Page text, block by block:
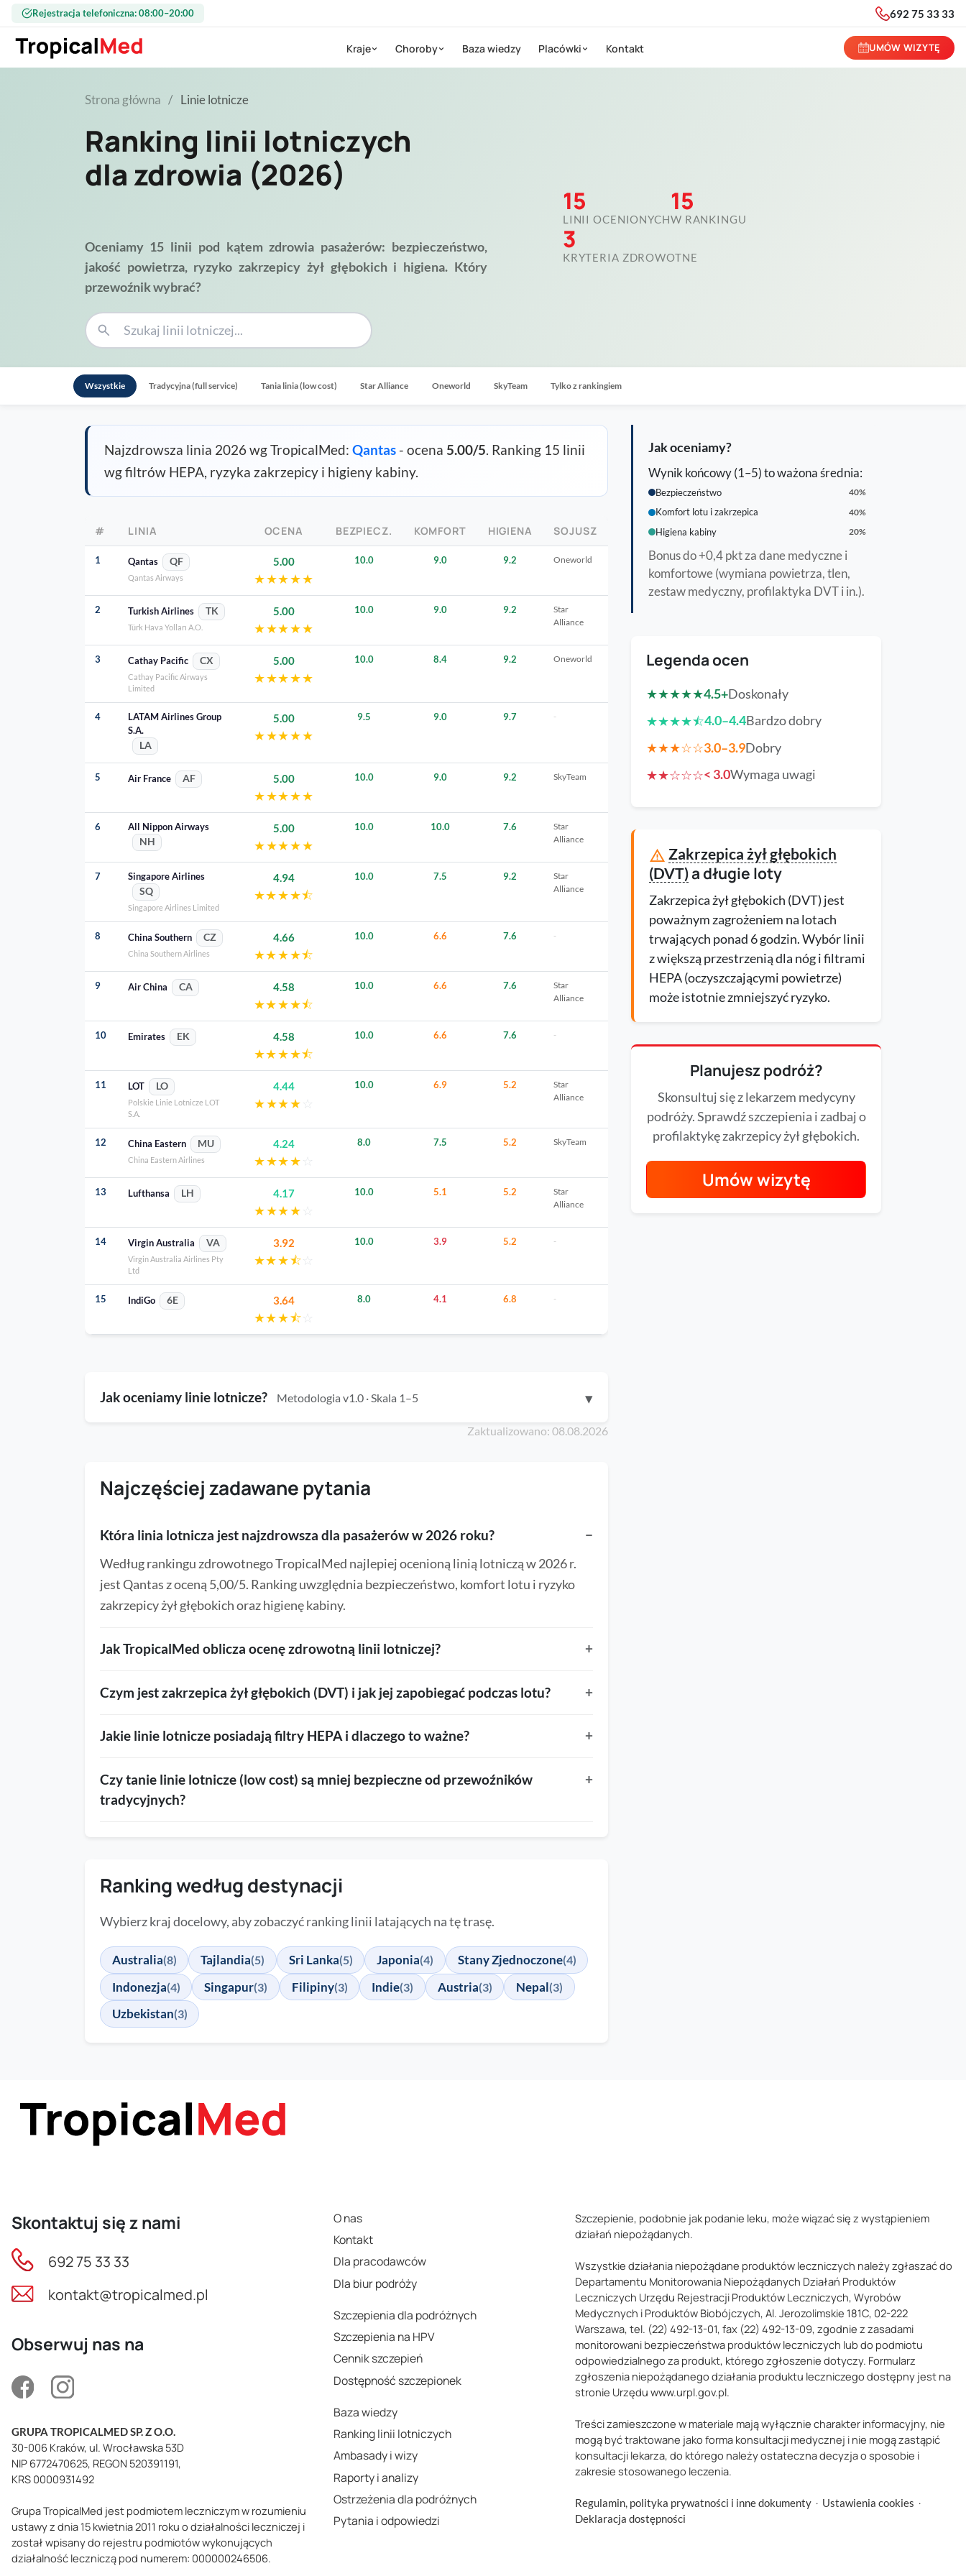
Przejdź do treści
Rejestracja telefoniczna: 08:00–20:00 692 75 33 33
Kraje Choroby Baza wiedzy Placówki Kontakt UMÓW WIZYTĘ
Strona główna Linie lotnicze
Ranking linii lotniczych
dla zdrowia (2026)
Oceniamy 15 linii pod kątem zdrowia pasażerów: bezpieczeństwo,
jakość powietrza, ryzyko zakrzepicy żył głębokich i higiena. Który
przewoźnik wybrać?
search
15
LINII OCENIONYCH
15
W RANKINGU
3
KRYTERIA ZDROWOTNE
Wszystkie Tradycyjna (full service) Tania linia (low cost) Star Alliance Oneworld SkyTeam Tylko z rankingiem
Najzdrowsza linia 2026 wg TropicalMed: Qantas - ocena 5.00/5. Ranking 15 linii
wg filtrów HEPA, ryzyka zakrzepicy i higieny kabiny.
# LINIA OCENA BEZPIECZ. KOMFORT HIGIENA SOJUSZ
1 Qantas QF
Qantas Airways
5.00
★★★★★
10.0 9.0 9.2 Oneworld
2 Turkish Airlines TK
Türk Hava Yolları A.O.
5.00
★★★★★
10.0 9.0 9.2
Star
Alliance
3 Cathay Pacific CX
Cathay Pacific Airways
Limited
5.00
★★★★★
10.0 8.4 9.2 Oneworld
4
LATAM Airlines Group
S.A.
LA
5.00
★★★★★
9.5 9.0 9.7 -
5 Air France AF 5.00
★★★★★
10.0 9.0 9.2 SkyTeam
6
All Nippon Airways
NH
5.00
★★★★★
10.0 10.0 7.6
Star
Alliance
7
Singapore Airlines
SQ
Singapore Airlines Limited
4.94
★★★★⯪
10.0 7.5 9.2
Star
Alliance
8 China Southern CZ
China Southern Airlines
4.66
★★★★⯪
10.0 6.6 7.6 -
9 Air China CA 4.58
★★★★⯪
10.0 6.6 7.6
Star
Alliance
10 Emirates EK 4.58
★★★★⯪
10.0 6.6 7.6 -
11 LOT LO
Polskie Linie Lotnicze LOT
S.A.
4.44
★★★★☆
10.0 6.9 5.2
Star
Alliance
12 China Eastern MU
China Eastern Airlines
4.24
★★★★☆
8.0 7.5 5.2 SkyTeam
13 Lufthansa LH 4.17
★★★★☆
10.0 5.1 5.2
Star
Alliance
14 Virgin Australia VA
Virgin Australia Airlines Pty
Ltd
3.92
★★★⯪☆
10.0 3.9 5.2 -
15 IndiGo 6E 3.64
★★★⯪☆
8.0 4.1 6.8 -
Jak oceniamy linie lotnicze? Metodologia v1.0 · Skala 1–5 ▾
Zaktualizowano: 08.08.2026
Najczęściej zadawane pytania
Która linia lotnicza jest najzdrowsza dla pasażerów w 2026 roku? −
Według rankingu zdrowotnego TropicalMed najlepiej ocenioną linią lotniczą w 2026 r.
jest Qantas z oceną 5,00/5. Ranking uwzględnia bezpieczeństwo, komfort lotu i ryzyko
zakrzepicy żył głębokich oraz higienę kabiny.
Jak TropicalMed oblicza ocenę zdrowotną linii lotniczej? +
Czym jest zakrzepica żył głębokich (DVT) i jak jej zapobiegać podczas lotu? +
Jakie linie lotnicze posiadają filtry HEPA i dlaczego to ważne? +
Czy tanie linie lotnicze (low cost) są mniej bezpieczne od przewoźników
tradycyjnych?
+
Ranking według destynacji
Wybierz kraj docelowy, aby zobaczyć ranking linii latających na tę trasę.
Australia(8) Tajlandia(5) Sri Lanka(5) Japonia(4) Stany Zjednoczone(4)
Indonezja(4) Singapur(3) Filipiny(3) Indie(3) Austria(3) Nepal(3)
Uzbekistan(3)
Jak oceniamy?
Wynik końcowy (1–5) to ważona średnia:
Bezpieczeństwo 40%
Komfort lotu i zakrzepica 40%
Higiena kabiny 20%
Bonus do +0,4 pkt za dane medyczne i
komfortowe (wymiana powietrza, tlen,
zestaw medyczny, profilaktyka DVT i in.).
Legenda ocen
★★★★★4.5+Doskonały
★★★★⯪4.0–4.4Bardzo dobry
★★★☆☆3.0–3.9Dobry
★★☆☆☆< 3.0Wymaga uwagi
warning Zakrzepica żył głębokich
(DVT)a długie loty
Zakrzepica żył głębokich (DVT) jest
poważnym zagrożeniem na lotach
trwających ponad 6 godzin. Wybór linii
z większą przestrzenią dla nóg i filtrami
HEPA (oczyszczającymi powietrze)
może istotnie zmniejszyć ryzyko.
Planujesz podróż?
Skonsultuj się z lekarzem medycyny
podróży. Sprawdź szczepienia i zadbaj o
profilaktykę zakrzepicy żył głębokich.
Umów wizytę
Skontaktuj się z nami
692 75 33 33
kontakt@tropicalmed.pl
Obserwuj nas na
GRUPA TROPICALMED SP. Z O.O.
30-006 Kraków, ul. Wrocławska 53D
NIP 6772470625, REGON 520391191,
KRS 0000931492
Grupa TropicalMed jest podmiotem leczniczym w rozumieniu
ustawy z dnia 15 kwietnia 2011 roku o działalności leczniczej i
został wpisany do rejestru podmiotów wykonujących
działalność leczniczą pod numerem: 000000246506.
O nas
Kontakt
Dla pracodawców
Dla biur podróży
Szczepienia dla podróżnych
Szczepienia na HPV
Cennik szczepień
Dostępność szczepionek
Baza wiedzy
Ranking linii lotniczych
Ambasady i wizy
Raporty i analizy
Ostrzeżenia dla podróżnych
Pytania i odpowiedzi
Szczepienie, podobnie jak podanie leku, może wiązać się z wystąpieniem
działań niepożądanych.
Wszystkie działania niepożądane produktów leczniczych należy zgłaszać do
Departamentu Monitorowania Niepożądanych Działań Produktów
Leczniczych Urzędu Rejestracji Produktów Leczniczych, Wyrobów
Medycznych i Produktów Biobójczych, Al. Jerozolimskie 181C, 02-222
Warszawa, tel. (22) 492-13-01, fax (22) 492-13-09, zgodnie z zasadami
monitorowani bezpieczeństwa produktów leczniczych lub do podmiotu
odpowiedzialnego za produkt, którego zgłoszenie dotyczy. Formularz
zgłoszenia niepożądanego działania produktu leczniczego dostępny jest na
stronie Urzędu www.urpl.gov.pl.
Treści zamieszczone w materiale mają wyłącznie charakter informacyjny, nie
mogą być traktowane jako forma konsultacji medycznej i nie mogą zastąpić
konsultacji lekarza, do którego należy ostateczna decyzja o sposobie i
zakresie stosowanego leczenia.
Regulamin, polityka prywatności i inne dokumenty· Ustawienia cookies ·
Deklaracja dostępności